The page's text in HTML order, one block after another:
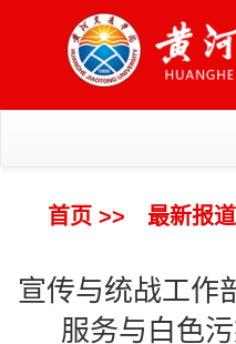
首页 >> 最新报道
宣传与统战工作
服务与白色